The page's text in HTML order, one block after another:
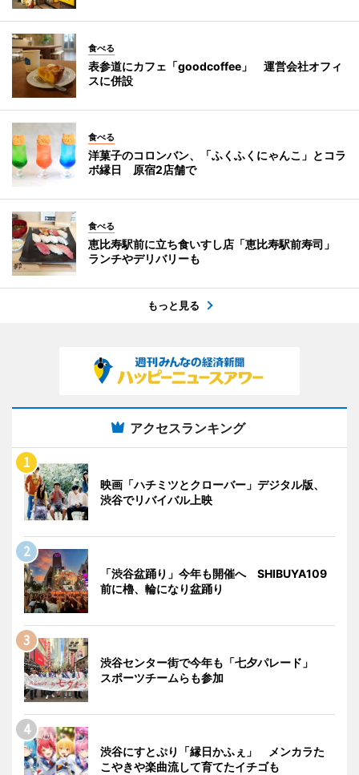
食べる
表参道にカフェ「goodcoffee」 運営会社オフィ
スに併設
食べる
洋菓子のコロンバン、「ふくふくにゃんこ」とコラ
ボ縁日 原宿2店舗で
食べる
恵比寿駅前に立ち食いすし店「恵比寿駅前寿司」
ランチやデリバリーも
もっと見る
アクセスランキング
映画「ハチミツとクローバー」デジタル版、
渋谷でリバイバル上映
「渋谷盆踊り」今年も開催へ SHIBUYA109
前に櫓、輪になり盆踊り
渋谷センター街で今年も「七夕パレード」
スポーツチームらも参加
渋谷にすとぷり「縁日かふぇ」 メンカラた
こやきや楽曲流して育てたイチゴも